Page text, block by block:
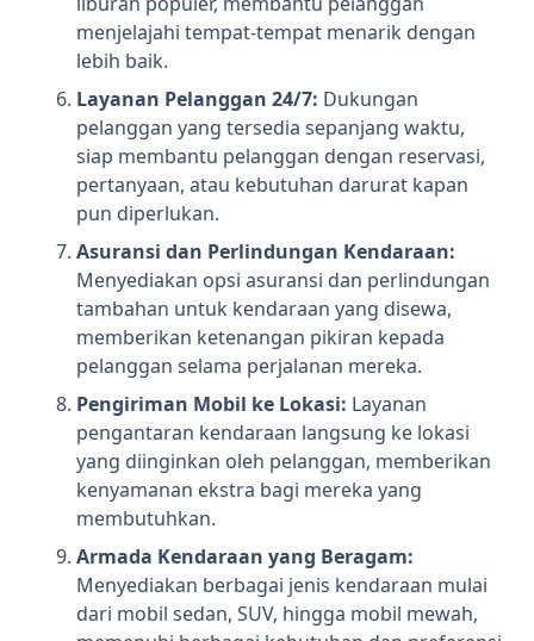
menjelajahi tempat-tempat menarik dengan
lebih baik.
Layanan Pelanggan 24/7: Dukungan
pelanggan yang tersedia sepanjang waktu,
siap membantu pelanggan dengan reservasi,
pertanyaan, atau kebutuhan darurat kapan
pun diperlukan.
Asuransi dan Perlindungan Kendaraan:
Menyediakan opsi asuransi dan perlindungan
tambahan untuk kendaraan yang disewa,
memberikan ketenangan pikiran kepada
pelanggan selama perjalanan mereka.
Pengiriman Mobil ke Lokasi: Layanan
pengantaran kendaraan langsung ke lokasi
yang diinginkan oleh pelanggan, memberikan
kenyamanan ekstra bagi mereka yang
membutuhkan.
Armada Kendaraan yang Beragam:
Menyediakan berbagai jenis kendaraan mulai
dari mobil sedan, SUV, hingga mobil mewah,